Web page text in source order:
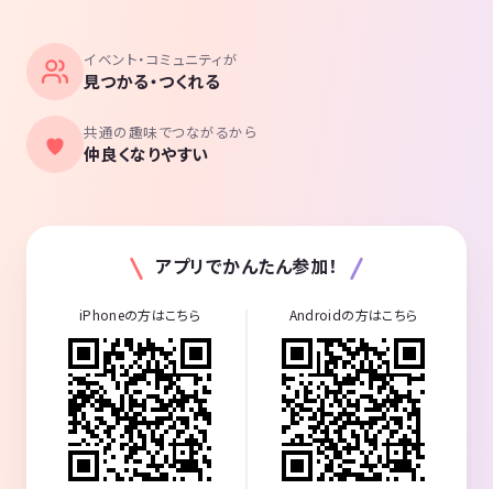
イベント・コミュニティが
見つかる・つくれる
共通の趣味でつながるから
仲良くなりやすい
アプリでかんたん参加！
iPhoneの方はこちら Androidの方はこちら